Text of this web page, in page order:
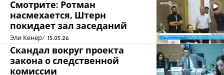
Смотрите: Ротман
насмехается, Штерн
покидает зал заседаний
Эли Кенер 13.05.26
Скандал вокруг проекта
закона о следственной
комиссии